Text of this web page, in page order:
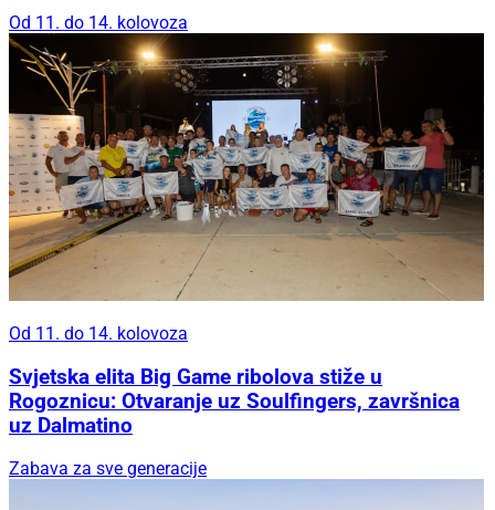
Od 11. do 14. kolovoza
Od 11. do 14. kolovoza
Svjetska elita Big Game ribolova stiže u
Rogoznicu: Otvaranje uz Soulfingers, završnica
uz Dalmatino
Zabava za sve generacije